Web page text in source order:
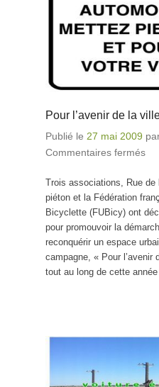
Pour l’avenir de la
Publié le 27 mai 2009
Commentaires fermés
Trois associations, Rue de
piéton et la Fédération
Bicyclette (FUBicy) ont
pour promouvoir la
reconquérir un espace
campagne, « Pour l’avenir
tout au long de cette année